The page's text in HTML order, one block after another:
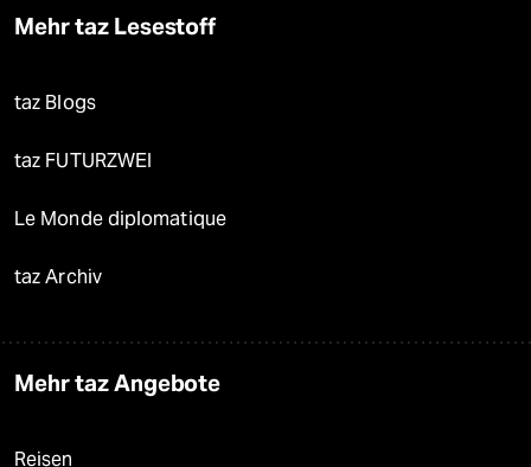
Mehr taz Lesestoff
taz Blogs
taz FUTURZWEI
Le Monde diplomatique
taz Archiv
Mehr taz Angebote
Reisen